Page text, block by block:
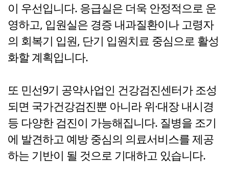
이 우선입니다. 응급실은 더욱 안정적으로 운
영하고, 입원실은 경증 내과질환이나 고령자
의 회복기 입원, 단기 입원치료 중심으로 활성
화할 계획입니다.
또 민선9기 공약사업인 건강검진센터가 조성
되면 국가건강검진뿐 아니라 위·대장 내시경
등 다양한 검진이 가능해집니다. 질병을 조기
에 발견하고 예방 중심의 의료서비스를 제공
하는 기반이 될 것으로 기대하고 있습니다.